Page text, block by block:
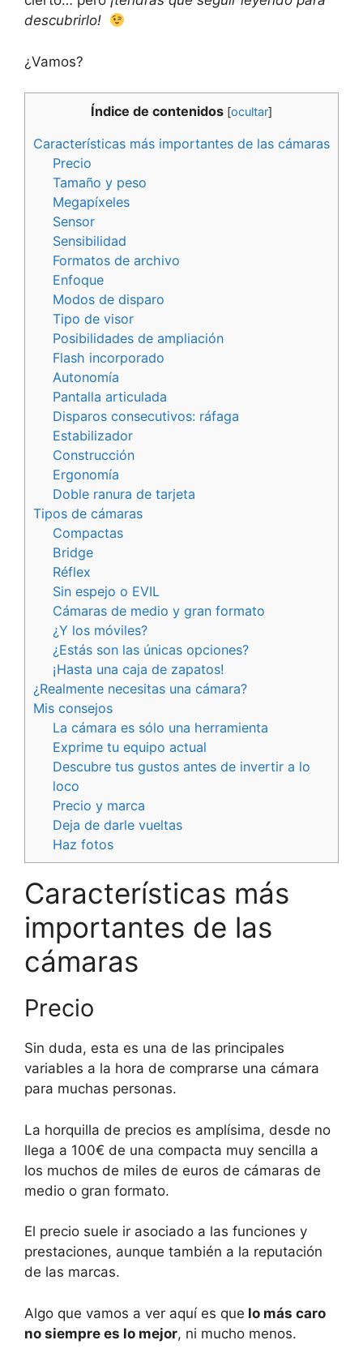
descubrirlo!
¿Vamos?
Índice de contenidos [ocultar]
Características más importantes de las cámaras
Precio
Tamaño y peso
Megapíxeles
Sensor
Sensibilidad
Formatos de archivo
Enfoque
Modos de disparo
Tipo de visor
Posibilidades de ampliación
Flash incorporado
Autonomía
Pantalla articulada
Disparos consecutivos: ráfaga
Estabilizador
Construcción
Ergonomía
Doble ranura de tarjeta
Tipos de cámaras
Compactas
Bridge
Réflex
Sin espejo o EVIL
Cámaras de medio y gran formato
¿Y los móviles?
¿Estás son las únicas opciones?
¡Hasta una caja de zapatos!
¿Realmente necesitas una cámara?
Mis consejos
La cámara es sólo una herramienta
Exprime tu equipo actual
Descubre tus gustos antes de invertir a lo
loco
Precio y marca
Deja de darle vueltas
Haz fotos
Características más
importantes de las
cámaras
Precio
Sin duda, esta es una de las principales
variables a la hora de comprarse una cámara
para muchas personas.
La horquilla de precios es amplísima, desde no
llega a 100€ de una compacta muy sencilla a
los muchos de miles de euros de cámaras de
medio o gran formato.
El precio suele ir asociado a las funciones y
prestaciones, aunque también a la reputación
de las marcas.
Algo que vamos a ver aquí es que lo más caro
no siempre es lo mejor, ni mucho menos.